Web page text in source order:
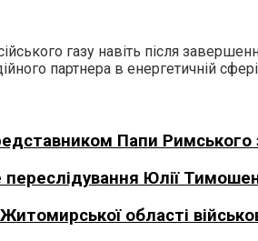
газу навіть після
партнера в енергетичній
Папи Римського
Юлії
області